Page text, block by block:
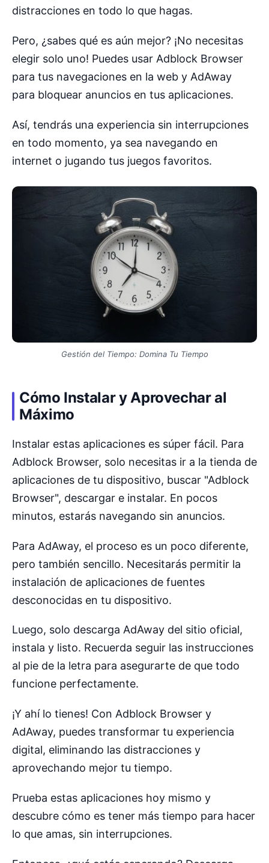
distracciones en todo lo que hagas.
Pero, ¿sabes qué es aún mejor? ¡No necesitas
elegir solo uno! Puedes usar Adblock Browser
para tus navegaciones en la web y AdAway
para bloquear anuncios en tus aplicaciones.
Así, tendrás una experiencia sin interrupciones
en todo momento, ya sea navegando en
internet o jugando tus juegos favoritos.
Gestión del Tiempo: Domina Tu Tiempo
Cómo Instalar y Aprovechar al
Máximo
Instalar estas aplicaciones es súper fácil. Para
Adblock Browser, solo necesitas ir a la tienda de
aplicaciones de tu dispositivo, buscar "Adblock
Browser", descargar e instalar. En pocos
minutos, estarás navegando sin anuncios.
Para AdAway, el proceso es un poco diferente,
pero también sencillo. Necesitarás permitir la
instalación de aplicaciones de fuentes
desconocidas en tu dispositivo.
Luego, solo descarga AdAway del sitio oficial,
instala y listo. Recuerda seguir las instrucciones
al pie de la letra para asegurarte de que todo
funcione perfectamente.
¡Y ahí lo tienes! Con Adblock Browser y
AdAway, puedes transformar tu experiencia
digital, eliminando las distracciones y
aprovechando mejor tu tiempo.
Prueba estas aplicaciones hoy mismo y
descubre cómo es tener más tiempo para hacer
lo que amas, sin interrupciones.